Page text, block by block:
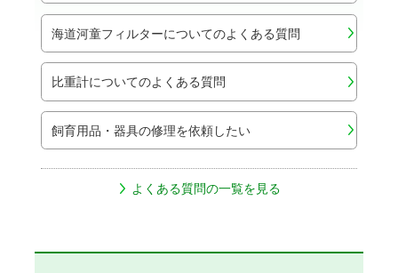
海道河童フィルターについてのよくある質問
比重計についてのよくある質問
飼育用品・器具の修理を依頼したい
よくある質問の一覧を見る